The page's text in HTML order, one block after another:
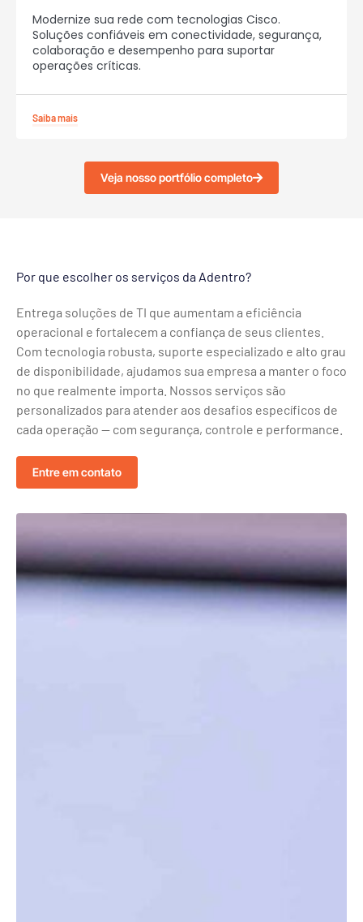
Modernize sua rede com tecnologias Cisco.
Soluções confiáveis em conectividade, segurança,
colaboração e desempenho para suportar
operações críticas.
Saiba mais
Veja nosso portfólio completo
Por que escolher os serviços da Adentro?
Entrega soluções de TI que aumentam a eficiência
operacional e fortalecem a confiança de seus clientes.
Com tecnologia robusta, suporte especializado e alto grau
de disponibilidade, ajudamos sua empresa a manter o foco
no que realmente importa. Nossos serviços são
personalizados para atender aos desafios específicos de
cada operação — com segurança, controle e performance.
Entre em contato